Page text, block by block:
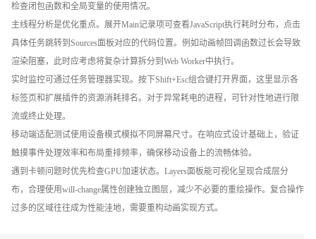
检查闭包函数和全局变量的使用情况。
主线程分析是优化重点。展开Main记录项可查看JavaScript执行耗时分布，点击
具体任务跳转到Sources面板对应的代码位置。例如动画帧回调函数过长会导致
渲染阻塞，此时应考虑将复杂计算拆分到Web Worker中执行。
实时监控可通过任务管理器实现。按下Shift+Esc组合键打开界面，这里显示各
标签页和扩展插件的资源消耗排名。对于异常耗电的进程，可针对性地进行限
流或终止处理。
移动端适配测试使用设备模式模拟不同屏幕尺寸。在响应式设计基础上，验证
触摸事件处理效率和布局重排频率，确保移动设备上的流畅体验。
遇到卡顿问题时优先检查GPU加速状态。Layers面板能可视化呈现合成层分
布，合理使用will-change属性创建独立图层，减少不必要的重绘操作。复合操作
过多的区域往往成为性能洼地，需要重构动画实现方式。